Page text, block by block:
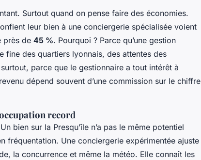
Surtout quand on pense faire des économies.
leur bien à une conciergerie spécialisée voient
près de 45 %. Pourquoi ? Parce qu’une gestion
fine des quartiers lyonnais, des attentes des
parce que le gestionnaire a tout intérêt à
dépend souvent d’une commission sur le chiffre
record
bien sur la Presqu’île n’a pas le même potentiel
fréquentation. Une conciergerie expérimentée ajuste
la concurrence et même la météo. Elle connaît les